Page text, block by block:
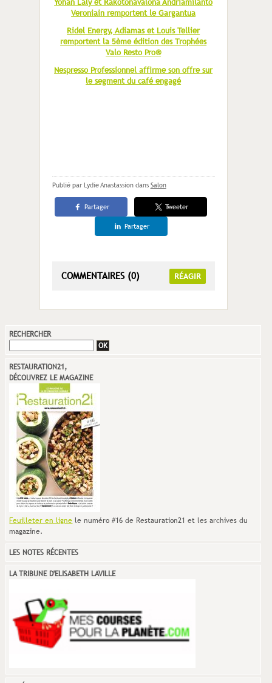
Yohan Laly et Rakotonavalona Andriamilanto
Veroniain remportent le Gargantua
Ridel Energy, Adiamas et Louis Tellier
remportent la 5ème édition des Trophées
Valo Resto Pro®
Nespresso Professionnel affirme son offre sur
le segment du café engagé
Publié par Lydie Anastassion dans Salon
Partager Tweeter
Partager
COMMENTAIRES (0) RÉAGIR
RECHERCHER
RESTAURATION21,
DÉCOUVREZ LE MAGAZINE
Feuilleter en ligne le numéro #16 de Restauration21 et les archives du
magazine.
LES NOTES RÉCENTES
LA TRIBUNE D'ELISABETH LAVILLE